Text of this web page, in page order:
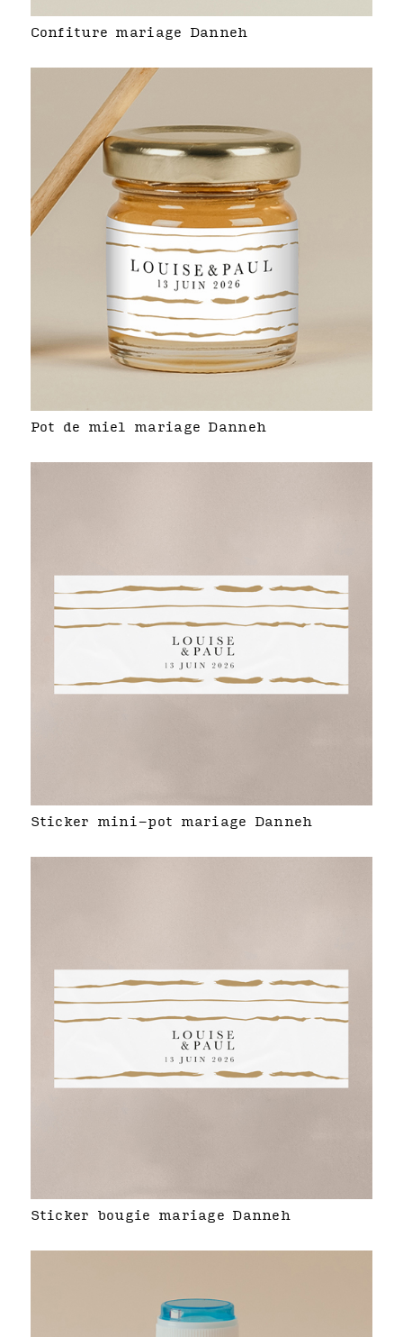
Confiture mariage Danneh
Pot de miel mariage Danneh
Sticker mini-pot mariage Danneh
Sticker bougie mariage Danneh